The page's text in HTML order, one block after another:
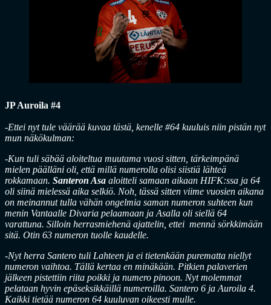
JP Auroila #4
-Ettei nyt tule väärää kuvaa tästä, kenelle #64 kuuluis niin pistän nyt
mun näkökulman:
-Kun tuli säbää aloiteltua muutama vuosi sitten, tärkeimpänä
mielen päälläni oli, että millä numerolla olisi siistiä lähteä
rokkamaan. Santeron Asa aloitteli samaan aikaan HIFK:ssa ja 64
oli siinä mielessä aika selkiö. Noh, tässä sitten viime vuosien aikana
on meinannut tulla vähän ongelmia saman numeron suhteen kun
menin Vantaalle Divaria pelaamaan ja Asalla oli siellä 64
varattuna. Silloin herrasmiehenä ajattelin, ettei mennä sörkkimään
sitä. Otin 63 numeron tuolle kaudelle.
-Nyt herra Santero tuli Lahteen ja ei tietenkään purematta niellyt
numeron vaihtoa. Tällä kertaa en minäkään. Pitkien palaverien
jälkeen pistettiin riita poikki ja numero pinoon. Nyt molemmat
pelataan hyvin epäseksikkäillä numeroilla. Santero 6 ja Auroila 4.
Kaikki tietää numeron 64 kuuluvan oikeesti mulle.